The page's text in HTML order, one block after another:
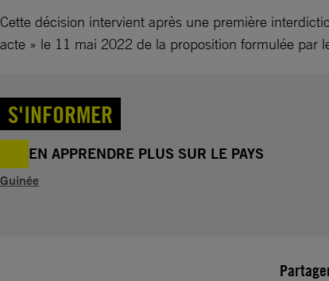
Cette décision intervient après une première
acte » le 11 mai 2022 de la proposition formulée par
S'INFORMER
EN APPRENDRE PLUS SUR LE PAYS
Guinée